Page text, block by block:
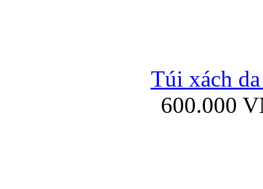
Ốp lưng Samsung
Túi xách
600.000